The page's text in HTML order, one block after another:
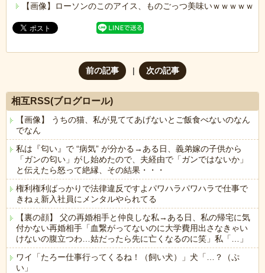
【画像】ローソンのこのアイス、ものごっつ美味いｗｗｗｗｗｗ
前の記事 次の記事
相互RSS(ブログロール)
【画像】 うちの猫、私が見ててあげないとご飯食べないのなん
でなん
私は『匂い』で “病気” が分かる→ある日、義弟嫁の子供から
「ガンの匂い」がし始めたので、夫経由で「ガンではないか」
と伝えたら怒って絶縁、その結果・・・
権利権利ばっかりで法律違反ですよパワハラパワハラで仕事で
きねぇ新入社員にメンタルやられてる
【裏の顔】 父の再婚相手と仲良しな私→ある日、私の帰宅に気
付かない再婚相手「血繋がってないのに大学費用出さなきゃい
けないの腹立つわ…姑だったら先に亡くなるのに笑」私「…」
ワイ「たろー仕事行ってくるね！（飼い犬）」犬「…？（ぷ
い」